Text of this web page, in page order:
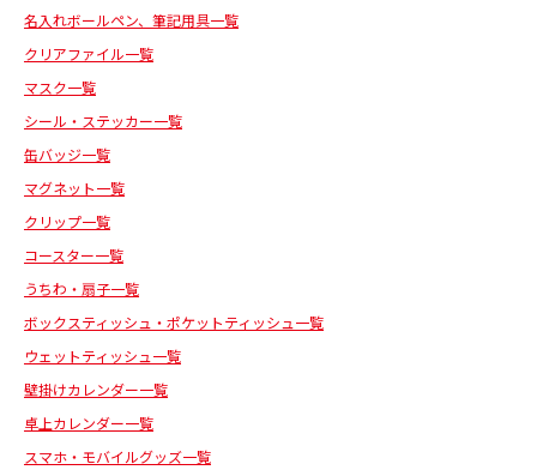
名入れボールペン、筆記用具一覧
クリアファイル一覧
マスク一覧
シール・ステッカー一覧
缶バッジ一覧
マグネット一覧
クリップ一覧
コースター一覧
うちわ・扇子一覧
ボックスティッシュ・ポケットティッシュ一覧
ウェットティッシュ一覧
壁掛けカレンダー一覧
卓上カレンダー一覧
スマホ・モバイルグッズ一覧